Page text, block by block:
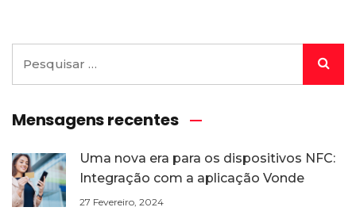
Mensagens recentes
Uma nova era para os dispositivos NFC:
Integração com a aplicação Vonde
27 Fevereiro, 2024